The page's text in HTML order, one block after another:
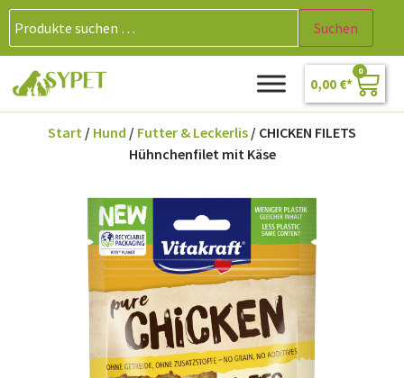
Suchen
0,00 €
0
Start / Hund / Futter & Leckerlis / CHICKEN FILETS
Hühnchenfilet mit Käse